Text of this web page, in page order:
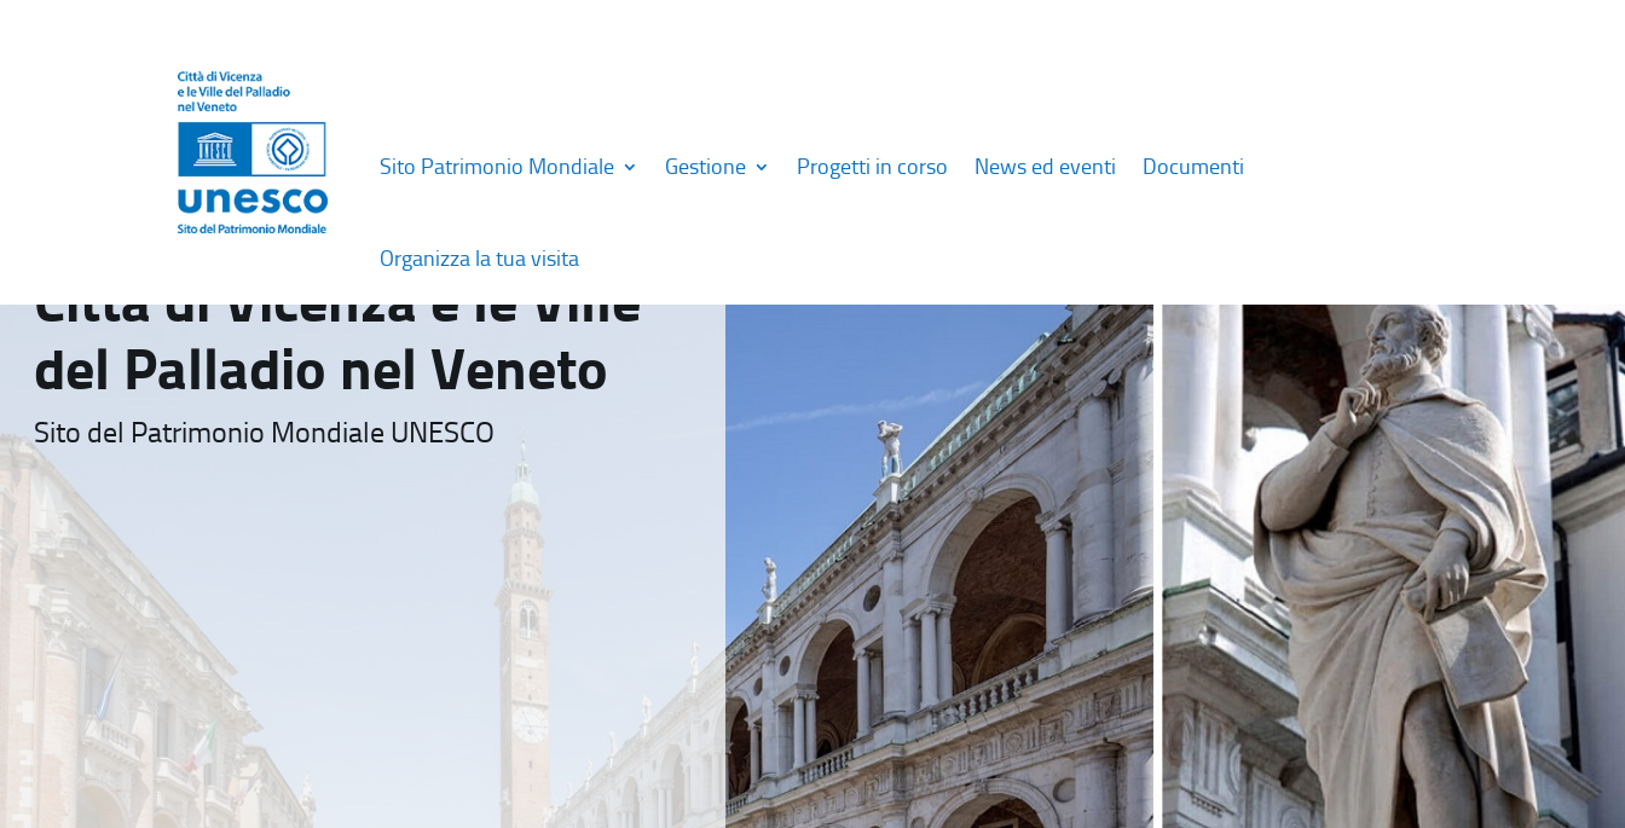
Sito Patrimonio Mondiale Gestione Progetti in corso News ed eventi Documenti
Organizza la tua visita
Città di Vicenza e le Ville
del Palladio nel Veneto
Sito del Patrimonio Mondiale UNESCO